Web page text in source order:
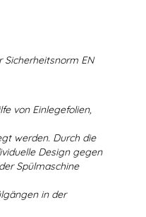
Sicherheitsnorm EN
von Einlegefolien,
werden. Durch die
Design gegen
Spülmaschine
in der